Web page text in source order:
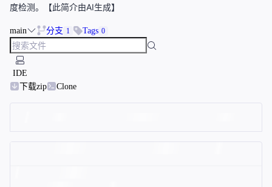
度检测。【此简介由AI生成】
main 分支 1 Tags 0
IDE
下载zip
Clone